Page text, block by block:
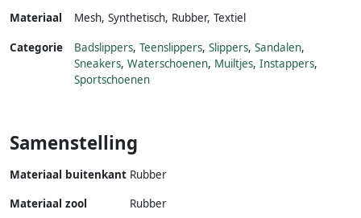
Materiaal
Mesh, Synthetisch, Rubber, Textiel
Categorie Badslippers, Teenslippers, Slippers, Sandalen,
Sneakers, Waterschoenen, Muiltjes, Instappers,
Sportschoenen
Samenstelling
Materiaal buitenkant Rubber
Materiaal zool
Rubber